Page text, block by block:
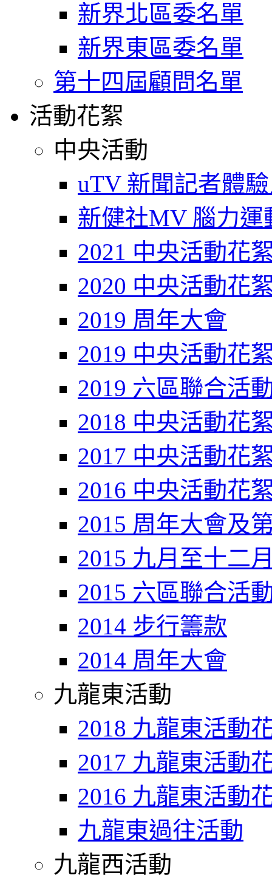
新界北區委名單
新界東區委名單
第十四屆顧問名單
活動花絮
中央活動
uTV 新聞記者體
新健社MV 腦力運
2021 中央活動花
2020 中央活動花
2019 周年大會
2019 中央活動花
2019 六區聯合活
2018 中央活動花
2017 中央活動花
2016 中央活動花
2015 周年大會及
2015 九月至十二
2015 六區聯合活
2014 步行籌款
2014 周年大會
九龍東活動
2018 九龍東活動
2017 九龍東活動
2016 九龍東活動
九龍東過往活動
九龍西活動